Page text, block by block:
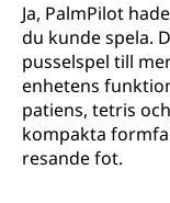
Ja, PalmPilot
du kunde spela.
pusselspel till
enhetens
patiens, tetris
kompakta
resande fot.